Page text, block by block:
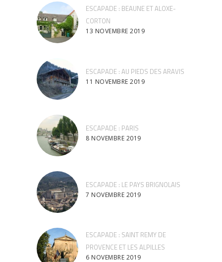
ESCAPADE : BEAUNE ET ALOXE-
CORTON
13 NOVEMBRE 2019
ESCAPADE : AU PIEDS DES ARAVIS
11 NOVEMBRE 2019
ESCAPADE : PARIS
8 NOVEMBRE 2019
ESCAPADE : LE PAYS BRIGNOLAIS
7 NOVEMBRE 2019
ESCAPADE : SAINT REMY DE
PROVENCE ET LES ALPILLES
6 NOVEMBRE 2019